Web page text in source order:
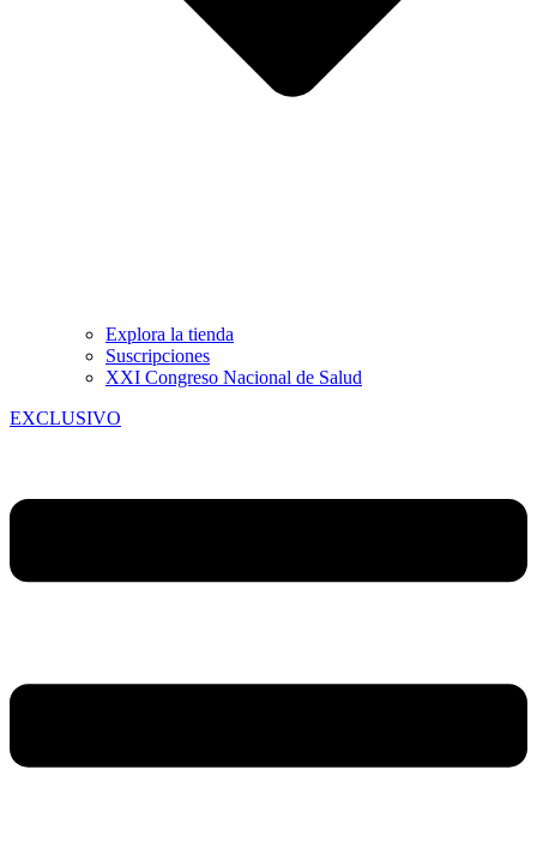
Explora la tienda
Suscripciones
XXI Congreso Nacional de Salud
EXCLUSIVO